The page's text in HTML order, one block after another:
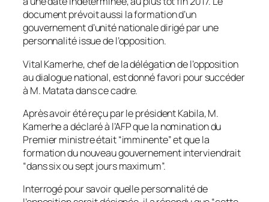
document prévoit aussi la formation d’un
gouvernement d’unité nationale dirigé par une
personnalité issue de l’opposition.
Vital Kamerhe, chef de la délégation de l’opposition
au dialogue national, est donné favori pour succéder
à M. Matata dans ce cadre.
Après avoir été reçu par le président Kabila, M.
Kamerhe a déclaré à l’AFP que la nomination du
Premier ministre était “imminente” et que la
formation du nouveau gouvernement interviendrait
“dans six ou sept jours maximum”.
Interrogé pour savoir quelle personnalité de